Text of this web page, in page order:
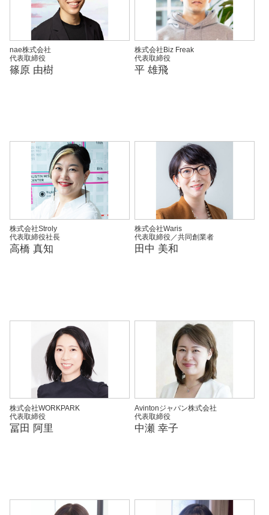
nae株式会社
代表取締役
篠原 由樹
株式会社Biz Freak
代表取締役
平 雄飛
株式会社Stroly
代表取締役社長
高橋 真知
株式会社Waris
代表取締役／共同創業者
田中 美和
株式会社WORKPARK
代表取締役
冨田 阿里
Avintonジャパン株式会社
代表取締役
中瀬 幸子